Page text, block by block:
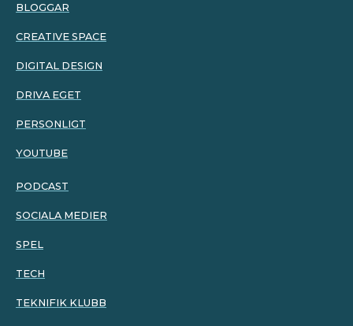
BLOGGAR
CREATIVE SPACE
DIGITAL DESIGN
DRIVA EGET
PERSONLIGT
YOUTUBE
PODCAST
SOCIALA MEDIER
SPEL
TECH
TEKNIFIK KLUBB